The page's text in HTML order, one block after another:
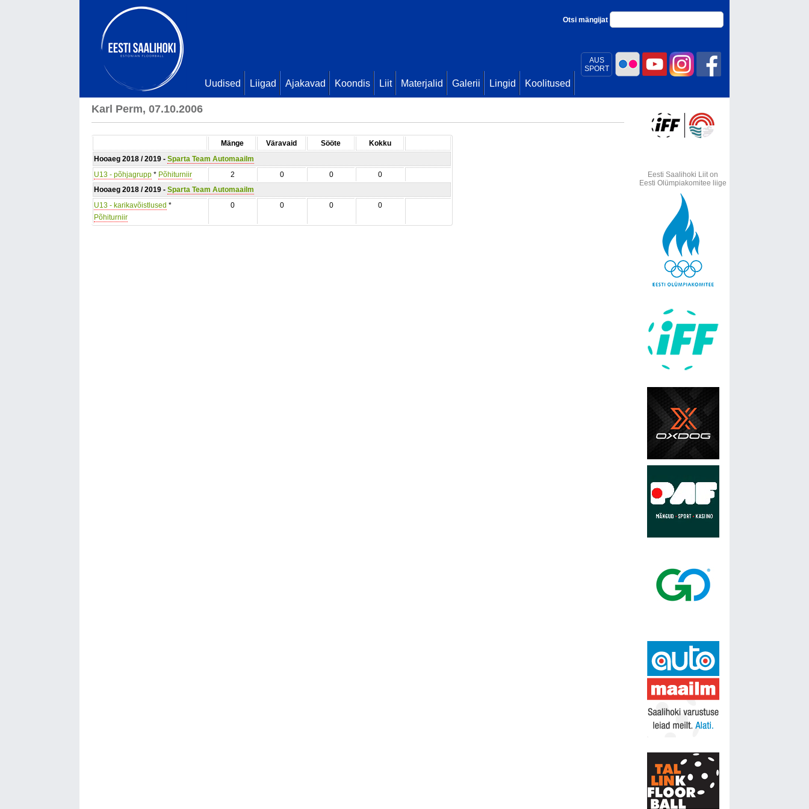
AUS
SPORT
Otsi mängijat
Uudised Liigad Ajakavad Koondis Liit Materjalid Galerii Lingid Koolitused
Karl Perm, 07.10.2006
Mänge Väravaid Sööte
Kokku
Hooaeg 2018 / 2019 - Sparta Team Automaailm
U13 - põhjagrupp * Põhiturniir 2 0 0
0
Hooaeg 2018 / 2019 - Sparta Team Automaailm
U13 - karikavõistlused *
Põhiturniir
0 0 0 0
Eesti Saalihoki Liit on
Eesti Olümpiakomitee liige